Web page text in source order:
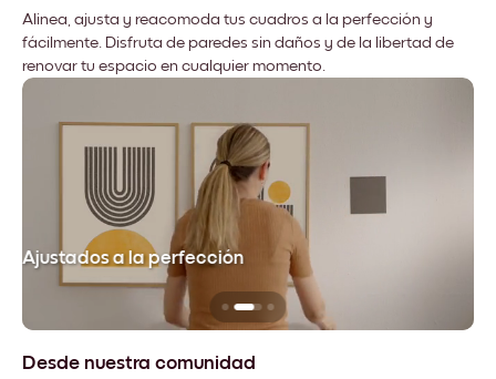
Alinea, ajusta y reacomoda tus cuadros a la perfección y
fácilmente. Disfruta de paredes sin daños y de la libertad de
renovar tu espacio en cualquier momento.
Ajustados a la perfección
Desde nuestra comunidad